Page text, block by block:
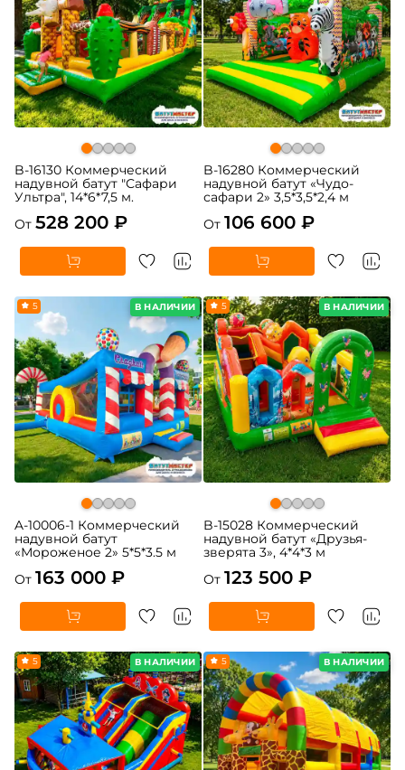
B-16130 Коммерческий
надувной батут "Сафари
Ультра", 14*6*7,5 м.
От 528 200 ₽
B-16280 Коммерческий
надувной батут «Чудо-
сафари 2» 3,5*3,5*2,4 м
От 106 600 ₽
В НАЛИЧИИ
5
A-10006-1 Коммерческий
надувной батут
«Мороженое 2» 5*5*3.5 м
От 163 000 ₽
В НАЛИЧИИ
5
B-15028 Коммерческий
надувной батут «Друзья-
зверята 3», 4*4*3 м
От 123 500 ₽
В НАЛИЧИИ
5 В НАЛИЧИИ
5